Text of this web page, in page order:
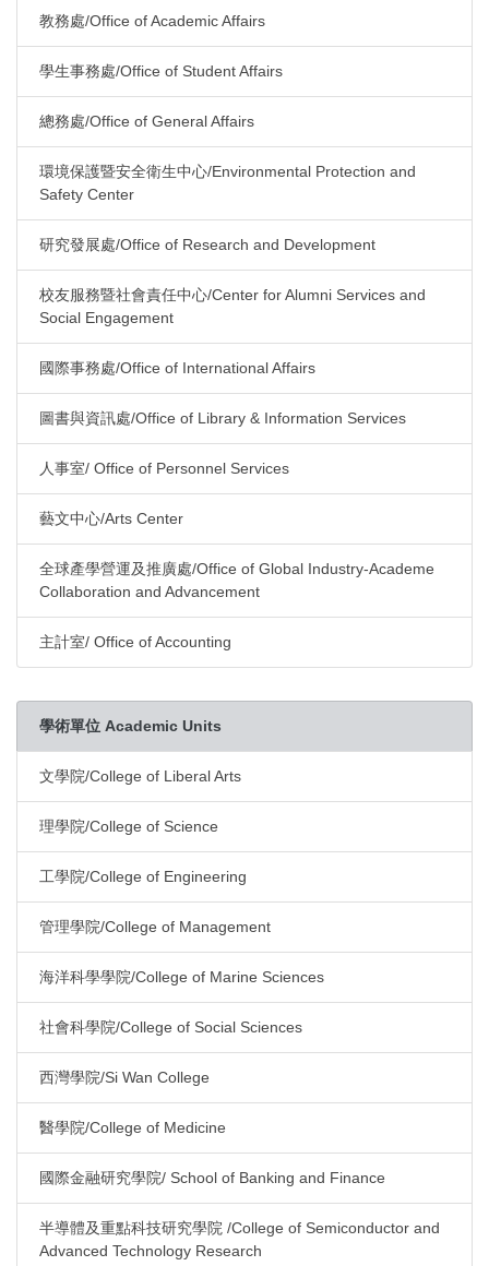
教務處/Office of Academic Affairs
學生事務處/Office of Student Affairs
總務處/Office of General Affairs
環境保護暨安全衛生中心/Environmental Protection and
Safety Center
研究發展處/Office of Research and Development
校友服務暨社會責任中心/Center for Alumni Services and
Social Engagement
國際事務處/Office of International Affairs
圖書與資訊處/Office of Library & Information Services
人事室/ Office of Personnel Services
藝文中心/Arts Center
全球產學營運及推廣處/Office of Global Industry-Academe
Collaboration and Advancement
主計室/ Office of Accounting
學術單位 Academic Units
文學院/College of Liberal Arts
理學院/College of Science
工學院/College of Engineering
管理學院/College of Management
海洋科學學院/College of Marine Sciences
社會科學院/College of Social Sciences
西灣學院/Si Wan College
醫學院/College of Medicine
國際金融研究學院/ School of Banking and Finance
半導體及重點科技研究學院 /College of Semiconductor and
Advanced Technology Research